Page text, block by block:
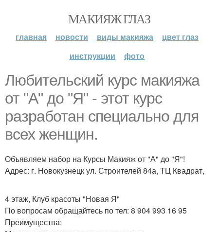
МАКИЯЖ ГЛАЗ
главная новости виды макияжа
цвет глаз
инструкции
фото
Любительский курс макияжа
от "А" до "Я" - этот курс
разработан специально для
всех женщин.
Объявляем набор на Курсы Макияж от "А" до "Я"!
Адрес: г. Новокузнецк ул. Строителей 84а, ТЦ Квадрат,
4 этаж, Клуб красоты "Новая Я"
По вопросам обращайтесь по тел: 8 904 993 16 95
Преимущества: